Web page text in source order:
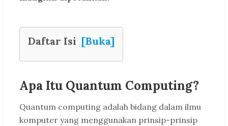
Daftar Isi [Buka]
Apa Itu Quantum Computing?
Quantum computing adalah bidang dalam ilmu
komputer yang menggunakan prinsip-prinsip